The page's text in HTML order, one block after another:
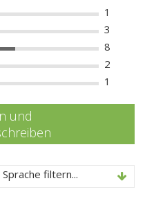
1
3
8
2
1
und
Sprache filtern...